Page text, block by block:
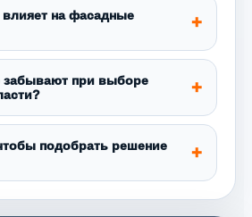
влияет на фасадные
забывают при выборе
подобрать решение